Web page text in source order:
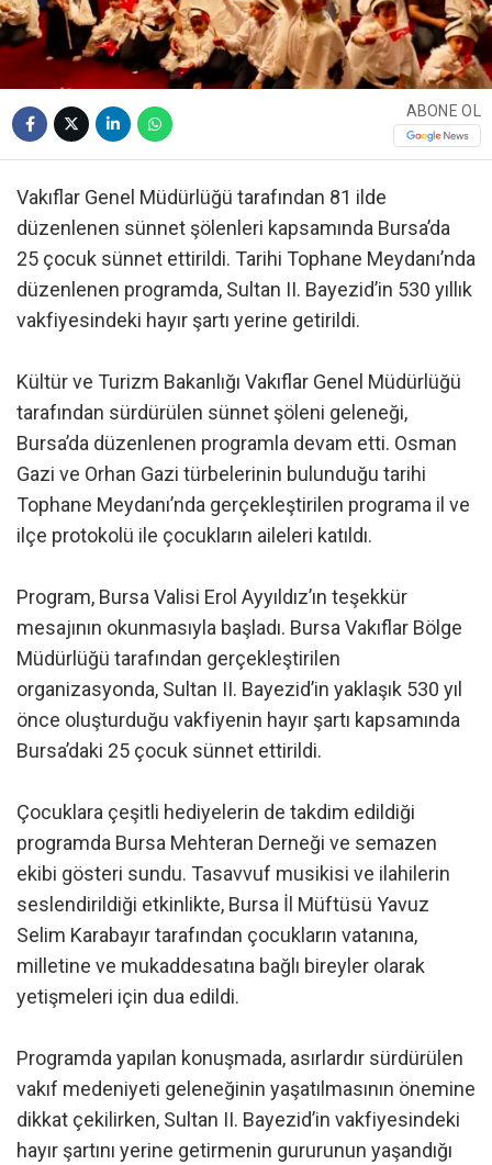
ABONE OL
Vakıflar Genel Müdürlüğü tarafından 81 ilde
düzenlenen sünnet şölenleri kapsamında Bursa’da
25 çocuk sünnet ettirildi. Tarihi Tophane Meydanı’nda
düzenlenen programda, Sultan II. Bayezid’in 530 yıllık
vakfiyesindeki hayır şartı yerine getirildi.
Kültür ve Turizm Bakanlığı Vakıflar Genel Müdürlüğü
tarafından sürdürülen sünnet şöleni geleneği,
Bursa’da düzenlenen programla devam etti. Osman
Gazi ve Orhan Gazi türbelerinin bulunduğu tarihi
Tophane Meydanı’nda gerçekleştirilen programa il ve
ilçe protokolü ile çocukların aileleri katıldı.
Program, Bursa Valisi Erol Ayyıldız’ın teşekkür
mesajının okunmasıyla başladı. Bursa Vakıflar Bölge
Müdürlüğü tarafından gerçekleştirilen
organizasyonda, Sultan II. Bayezid’in yaklaşık 530 yıl
önce oluşturduğu vakfiyenin hayır şartı kapsamında
Bursa’daki 25 çocuk sünnet ettirildi.
Çocuklara çeşitli hediyelerin de takdim edildiği
programda Bursa Mehteran Derneği ve semazen
ekibi gösteri sundu. Tasavvuf musikisi ve ilahilerin
seslendirildiği etkinlikte, Bursa İl Müftüsü Yavuz
Selim Karabayır tarafından çocukların vatanına,
milletine ve mukaddesatına bağlı bireyler olarak
yetişmeleri için dua edildi.
Programda yapılan konuşmada, asırlardır sürdürülen
vakıf medeniyeti geleneğinin yaşatılmasının önemine
dikkat çekilirken, Sultan II. Bayezid’in vakfiyesindeki
hayır şartını yerine getirmenin gururunun yaşandığı